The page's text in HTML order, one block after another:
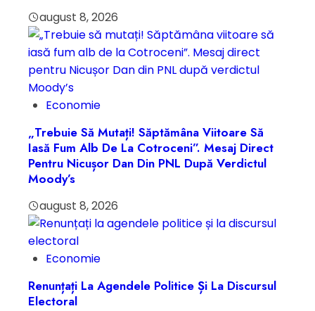
august 8, 2026
Economie
„Trebuie Să Mutați! Săptămâna Viitoare Să
Iasă Fum Alb De La Cotroceni”. Mesaj Direct
Pentru Nicușor Dan Din PNL După Verdictul
Moody’s
august 8, 2026
Economie
Renunțați La Agendele Politice Și La Discursul
Electoral